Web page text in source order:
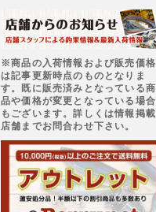
※商品の入荷情報および販売価格
は記事更新時点のものとなりま
す。既に販売済みとなっている商
品や価格が変更となっている場合
もございます。詳しくは情報掲載
店舗までお問合わせ下さい。